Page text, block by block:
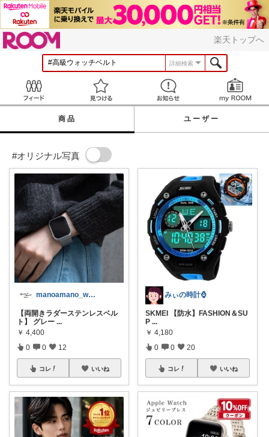
楽天トップへ
詳細検索
見つける お知らせ
商品 ユーザー
#オリジナル写真
manoamano_women
【両開きラダーステンレスベル
ト】 グレー ...
￥ 4,400
0 0 12
コレ いいね
みぃの時計⌚
SKMEI 【防水】FASHION＆SU
P ...
￥ 4,180
0 0 20
コレ いいね